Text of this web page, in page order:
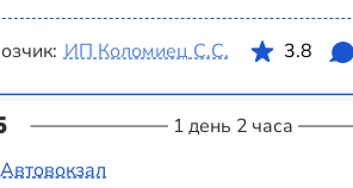
ИП Коломиец С.С. 3.8
1 день 2 часа